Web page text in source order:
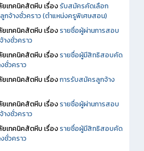
ยเทคนิคสัตหีบ เรื่องรับสมัครคัดเลือก
กจ้างชั่วคราว (ตำแหน่งครูพิเศษสอน)
ยเทคนิคสัตหีบ เรื่องรายชื่อผู้ผ่านการสอบ
งชั่วคราว
ยเทคนิคสัตหีบ เรื่องรายชื่อผู้มีสิทธิสอบคัด
ชั่วคราว
ยเทคนิคสัตหีบ เรื่องการรับสมัครลูกจ้าง
ยเทคนิคสัตหีบ เรื่องรายชื่อผู้ผ่านการสอบ
งชั่วคราว
ยเทคนิคสัตหีบ เรื่องรายชื่อผู้มีสิทธิสอบคัด
ชั่วคราว